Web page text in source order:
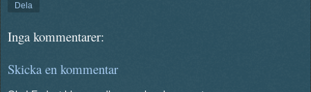
Dela
Inga kommentarer:
Skicka en kommentar